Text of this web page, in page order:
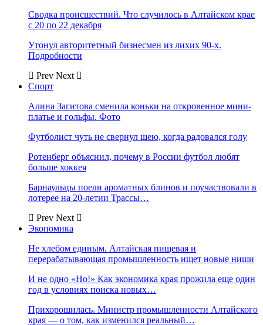
Сводка происшествий. Что случилось в Алтайском крае
с 20 по 22 декабря
Утонул авторитетный бизнесмен из лихих 90-х.
Подробности
Prev Next
Спорт
Алина Загитова сменила коньки на откровенное мини-
платье и гольфы. Фото
Футболист чуть не свернул шею, когда радовался голу
Ротенберг объяснил, почему в России футбол любят
больше хоккея
Барнаульцы поели ароматных блинов и поучаствовали в
лотерее на 20-летии Трассы…
Prev Next
Экономика
Не хлебом единым. Алтайская пищевая и
перерабатывающая промышленность ищет новые ниши
И не одно «Но!» Как экономика края прожила еще один
год в условиях поиска новых…
Прихорошилась. Министр промышленности Алтайского
края — о том, как изменился реальный…